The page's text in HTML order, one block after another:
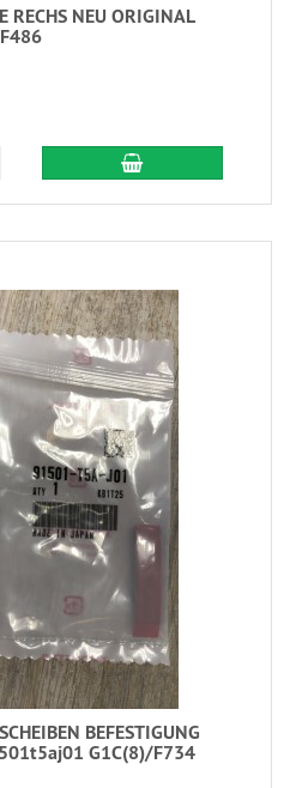
RECHS NEU ORIGINAL
BEFESTIGUNG
G1C(8)/F734